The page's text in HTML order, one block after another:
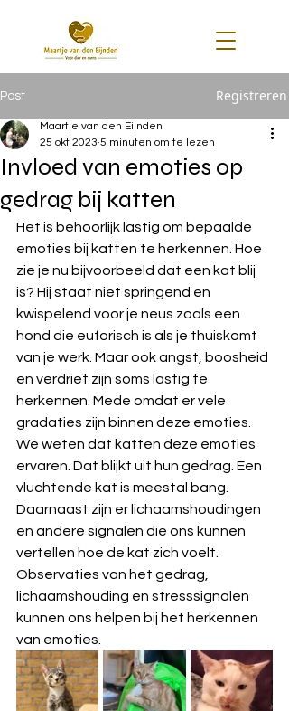
Post Registreren
Invloed van emoties op
gedrag bij katten
Maartje van den Eijnden
25 okt 2023 5 minuten om te lezen
Het is behoorlijk lastig om bepaalde
emoties bij katten te herkennen. Hoe
zie je nu bijvoorbeeld dat een kat blij
is? Hij staat niet springend en
kwispelend voor je neus zoals een
hond die euforisch is als je thuiskomt
van je werk. Maar ook angst, boosheid
en verdriet zijn soms lastig te
herkennen. Mede omdat er vele
gradaties zijn binnen deze emoties.
We weten dat katten deze emoties
ervaren. Dat blijkt uit hun gedrag. Een
vluchtende kat is meestal bang.
Daarnaast zijn er lichaamshoudingen
en andere signalen die ons kunnen
vertellen hoe de kat zich voelt.
Observaties van het gedrag,
lichaamshouding en stresssignalen
kunnen ons helpen bij het herkennen
van emoties.